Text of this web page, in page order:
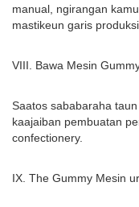
manual, ngirangan
mastikeun garis
VIII. Bawa Mesin
Saatos sababaraha
kaajaiban pembuatan
confectionery.
IX. The Gummy Mesin